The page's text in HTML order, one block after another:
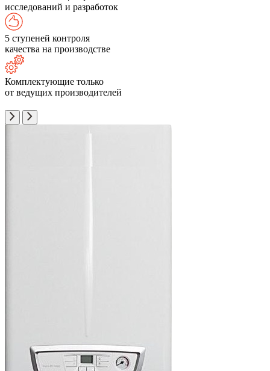
исследований и разработок
5 ступеней контроля
качества на производстве
Комплектующие только
от ведущих производителей